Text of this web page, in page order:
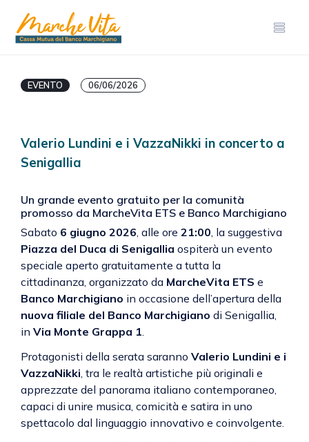
EVENTO 06/06/2026
Valerio Lundini e i VazzaNikki in concerto a
Senigallia
Un grande evento gratuito per la comunità
promosso da MarcheVita ETS e Banco Marchigiano
Sabato 6 giugno 2026, alle ore 21:00, la suggestiva
Piazza del Duca di Senigallia ospiterà un evento
speciale aperto gratuitamente a tutta la
cittadinanza, organizzato da MarcheVita ETS e
Banco Marchigiano in occasione dell’apertura della
nuova filiale del Banco Marchigiano di Senigallia,
in Via Monte Grappa 1.
Protagonisti della serata saranno Valerio Lundini e i
VazzaNikki, tra le realtà artistiche più originali e
apprezzate del panorama italiano contemporaneo,
capaci di unire musica, comicità e satira in uno
spettacolo dal linguaggio innovativo e coinvolgente.